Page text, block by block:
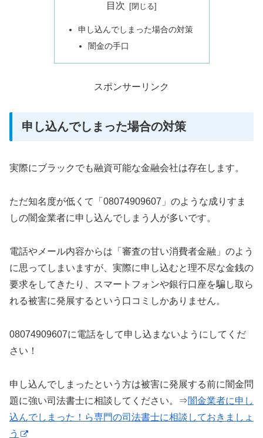
目次
申し込んでしまった場合の対策
闇金の手口
スポンサーリンク
申し込んでしまった場合の対策
実際にブラックでも融資可能な金融会社は存在します。
ただ知名度が低くて「08074909607」のような成りすま
しの闇金業者に申し込んでしまう人が多いです。
電話やメール内容からは「審査の甘い消費者金融」のよう
に思ってしまいますが、実際に申し込むと理不尽な金銭の
要求をしてきたり、スマートフォンや銀行口座を騙し取ら
れる被害に発展するという口コミしかありません。
08074909607に電話をして申し込まないようにしてくだ
さい！
申し込んでしまったという方は被害に発展する前に闇金問
題に強い司法書士に相談してください。⇒闇金業者に申し
込んでしまった！ら専門の司法書士に相談しておきましょ
う